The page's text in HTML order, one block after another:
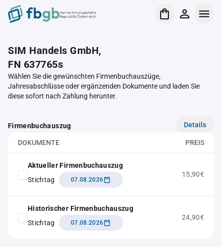
Verrechnungsstelle
Republik Österreich
SIM Handels GmbH,
FN 637765s
Wählen Sie die gewünschten Firmenbuchauszüge,
Jahresabschlüsse oder ergänzenden Dokumente und laden Sie
diese sofort nach Zahlung herunter.
Firmenbuchauszug Details
DOKUMENTE PREIS
Aktueller Firmenbuchauszug
Stichtag
07.08.2026
15,90€
Historischer Firmenbuchauszug
Stichtag
07.08.2026
24,90€